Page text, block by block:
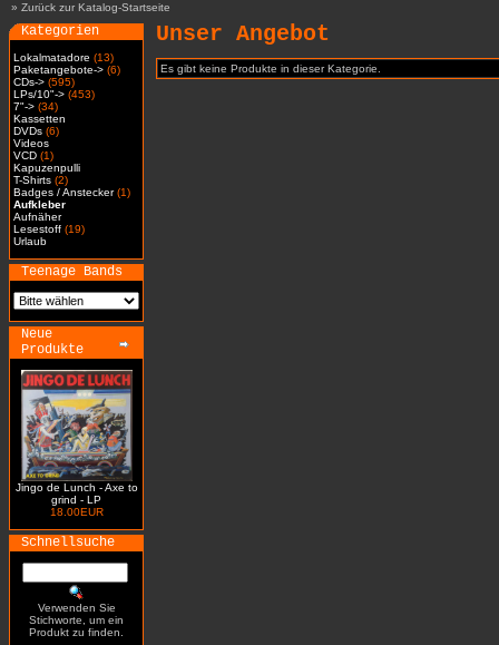
» Zurück zur Katalog-Startseite
Kategorien
Lokalmatadore (13)
Paketangebote-> (6)
CDs-> (595)
LPs/10"-> (453)
7"-> (34)
Kassetten
DVDs (6)
Videos
VCD (1)
Kapuzenpulli
T-Shirts (2)
Badges / Anstecker(1)
Aufkleber
Aufnäher
Lesestoff (19)
Urlaub
Teenage Bands
Neue
Produkte
Jingo de Lunch - Axe to
grind - LP
18.00EUR
Schnellsuche
Verwenden Sie
Stichworte, um ein
Produkt zu finden.
Unser Angebot
Es gibt keine Produkte in dieser Kategorie.